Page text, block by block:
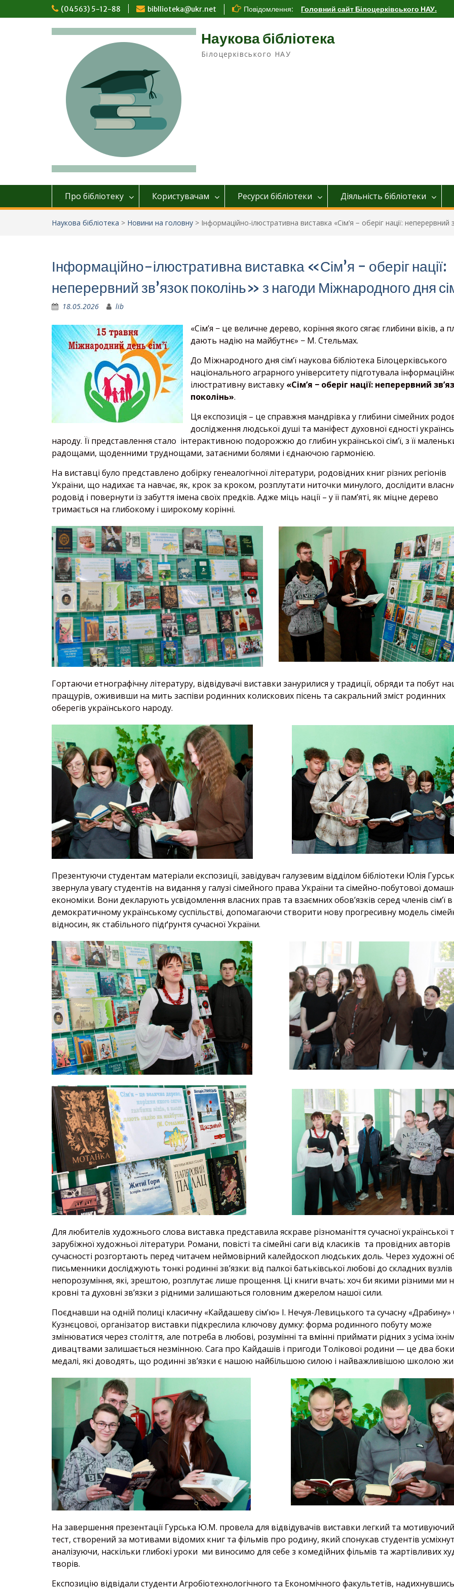
до
(04563) 5-12-88 bibllioteka@ukr.net Повідомлення: Головний сайт Білоцерківського НАУ.
Наукова бібліотека
Білоцерківського НАУ
Про бібліотеку Користувачам Ресурси бібліотеки Діяльніcть бібліотеки
Наукова бібліотека > Новини на головну > Інформаційно-ілюстративна виставка «Сім’я − оберіг нації:
Інформаційно-ілюстративна виставка «Сім’я − оберіг нації:
неперервний зв’язок поколінь» з нагоди Міжнародного дня
18.05.2026 lib
«Сімʼя − це величне дерево, коріння якого сягає глибини віків, а
дають надію на майбутнє» − М. Стельмах.
До Міжнародного дня сім’ї наукова бібліотека Білоцерківського
національного аграрного університету підготувала
ілюстративну виставку «Сім’я − оберіг нації: неперервний
поколінь».
Ця експозиція – це справжня мандрівка у глибини сімейних
дослідження людської душі та маніфест духовної єдності
народу. Її представлення стало інтерактивною подорожжю до глибин української сім’ї, з її
радощами, щоденними труднощами, затаєними болями і єднаючою гармонією.
На виставці було представлено добірку генеалогічної літератури, родовідних книг різних регіонів
України, що надихає та навчає, як, крок за кроком, розплутати ниточки минулого, дослідити
родовід і повернути із забуття імена своїх предків. Адже міць нації – у її пам’яті, як міцне дерево
тримається на глибокому і широкому корінні.
Гортаючи етнографічну літературу, відвідувачі виставки занурилися у традиції, обряди та побут
пращурів, ожививши на мить заспіви родинних колискових пісень та сакральний зміст родинних
оберегів українського народу.
Презентуючи студентам матеріали експозиції, завідувач галузевим відділом бібліотеки Юлія
звернула увагу студентів на видання у галузі сімейного права України та сімейно-побутової
економіки. Вони декларують усвідомлення власних прав та взаємних обов’язків серед членів сім’ї в
демократичному українському суспільстві, допомагаючи створити нову прогресивну модель
відносин, як стабільного підґрунтя сучасної України.
Для любителів художнього слова виставка представила яскраве різноманіття сучасної української
зарубіжної художньої літератури. Романи, повісті та сімейні саги від класиків та провідних авторів
сучасності розгортають перед читачем неймовірний калейдоскоп людських доль. Через художні
письменники досліджують тонкі родинні зв’язки: від палкої батьківської любові до складних вузлів
непорозуміння, які, зрештою, розплутає лише прощення. Ці книги вчать: хоч би якими різними ми
кровні та духовні зв’язки з рідними залишаються головним джерелом нашої сили.
Поєднавши на одній полиці класичну «Кайдашеву сім’ю» І. Нечуя-Левицького та сучасну «Драбину»
Кузнєцової, організатор виставки підкреслила ключову думку: форма родинного побуту може
змінюватися через століття, але потреба в любові, розумінні та вмінні приймати рідних з усіма
дивацтвами залишається незмінною. Сага про Кайдашів і пригоди Толікової родини — це два боки
медалі, які доводять, що родинні зв’язки є нашою найбільшою силою і найважливішою школою
На завершення презентації Гурська Ю.М. провела для відвідувачів виставки легкий та
тест, створений за мотивами відомих книг та фільмів про родину, який спонукав студентів
аналізуючи, наскільки глибокі уроки ми виносимо для себе з комедійних фільмів та жартівливих
творів.
Експозицію відвідали студенти Агробіотехнологічного та Економічного факультетів,